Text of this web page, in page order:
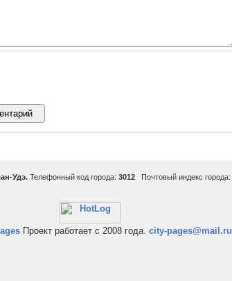
Удэ. Телефонный код города: 3012 Почтовый индекс города:
Проект работает с 2008 года. city-pages@mail.ru